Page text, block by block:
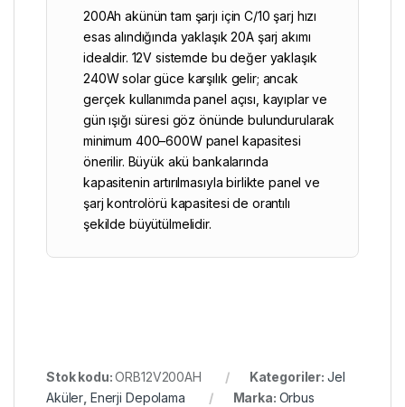
200Ah akünün tam şarjı için C/10 şarj hızı
esas alındığında yaklaşık 20A şarj akımı
idealdir. 12V sistemde bu değer yaklaşık
240W solar güce karşılık gelir; ancak
gerçek kullanımda panel açısı, kayıplar ve
gün ışığı süresi göz önünde bulundurularak
minimum 400–600W panel kapasitesi
önerilir. Büyük akü bankalarında
kapasitenin artırılmasıyla birlikte panel ve
şarj kontrolörü kapasitesi de orantılı
şekilde büyütülmelidir.
Stok kodu:ORB12V200AH Kategoriler: Jel
Aküler Enerji Depolama Marka: Orbus